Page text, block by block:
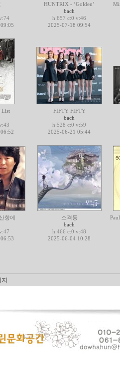
HUNTRIX - ‘Golden’
bach
h:657 c:0 v:46
2025-07-18 09:54
List
FIFTY FIFTY
bach
h:528 c:0 v:59
2025-06-21 05:44
항에
소격동
bach
h:466 c:0 v:48
2025-06-04 10:28